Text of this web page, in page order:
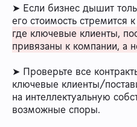
➤ Если бизнес дышит
его стоимость стремится
где ключевые клиенты,
привязаны к компании, а
➤ Проверьте все
ключевые клиенты/
на интеллектуальную
возможные споры.